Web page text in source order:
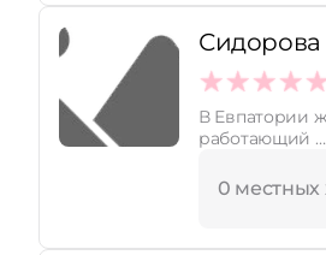
Сидорова
В Евпатории
работающий …
0